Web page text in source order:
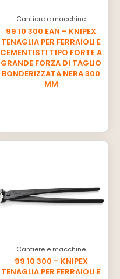
Cantiere e macchine
99 10 300 EAN – KNIPEX
TENAGLIA PER FERRAIOLI E
CEMENTISTI TIPO FORTE A
GRANDE FORZA DI TAGLIO
BONDERIZZATA NERA 300
MM
Cantiere e macchine
99 10 300 – KNIPEX
TENAGLIA PER FERRAIOLI E